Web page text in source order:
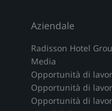
Aziendale
Radisson Hotel
Media
Opportunità di
Opportunità di
Opportunità di